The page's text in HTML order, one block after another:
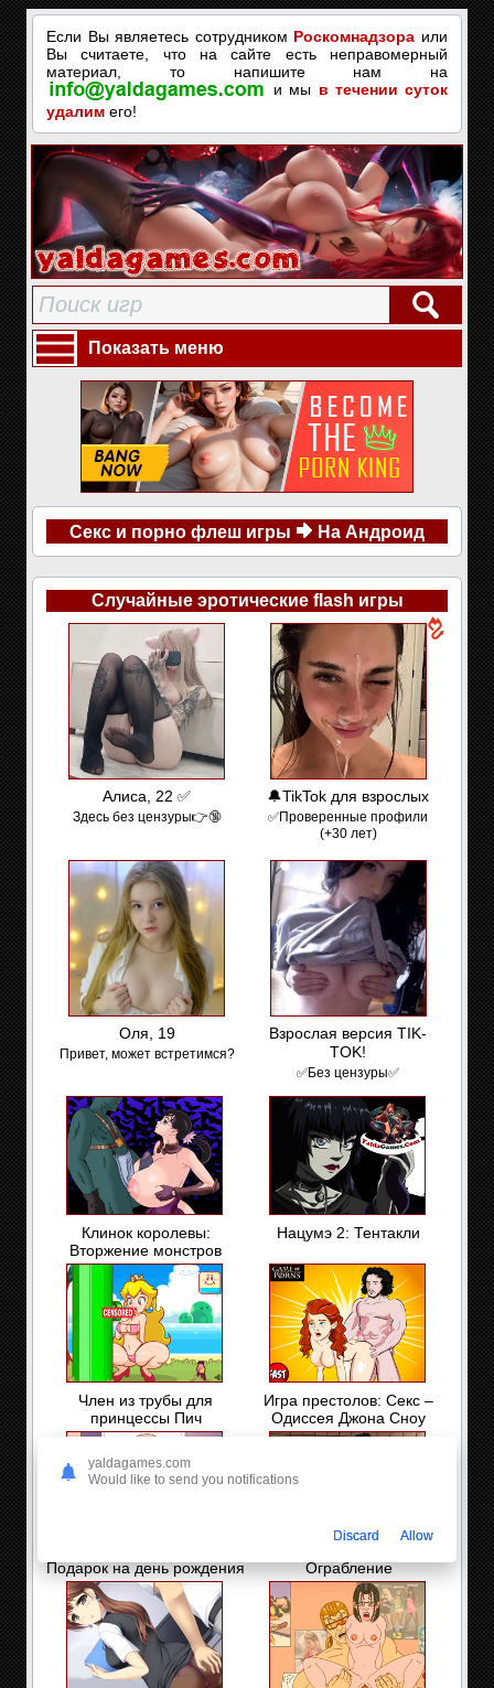
Если Вы являетесь сотрудником Роскомнадзора или
Вы считаете, что на сайте есть неправомерный
материал, то напишите нам на
и мы в течении суток
удалим его!
Показать меню
Секс и порно флеш игры На Андроид
Случайные эротические flash игры
Алиса, 22 ✅
Здесь без цензуры👉🔞
🔔TikTok для взрослых
✅Проверенные профили
(+30 лет)
Оля, 19
Привет, может встретимся?
Взрослая версия TIK-
TOK!
✅Без цензуры✅
Клинок королевы:
Вторжение монстров
Нацумэ 2: Тентакли
Член из трубы для
принцессы Пич
Игра престолов: Секс –
Одиссея Джона Сноу
Подарок на день рождения Ограбление
yaldagames.com
Would like to send you notifications
Discard Allow